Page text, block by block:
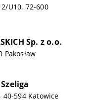
U10, 72-600
Sp. z o.o.
Pakosław
40-594 Katowice